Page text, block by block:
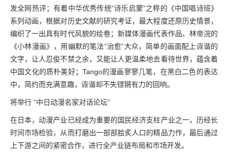
发全网热评；有着中华优秀传统“诗乐启蒙”之称的《中国唱诗班》
系列动画，根据对历史文献的研究考证，最大程度还原历史情景，
编织了一出具有时代风貌的绘卷；新媒体漫画代表作品、林帝浣的
《小林漫画》，用幽默的笔法“治愈”大众，简单的画面配上诙谐的
文字，让人忍俊不禁之余，又能让人更温柔地去看待世界，蕴含着
中国文化的质朴美好；Tango的漫画寥寥几笔，在黑白二色的表达
中，简约而充满意趣，诙谐却不失铿锵有力的回响。
将举行 “中日动漫名家对话论坛”
在日本，动漫产业已经成为重要的国民经济支柱产业之一，历经长
时间市场检验，从而打磨出一部部脍炙人口的精品力作，最后通过
上下游之间的紧密合作，进行全产业链布局和市场开发。